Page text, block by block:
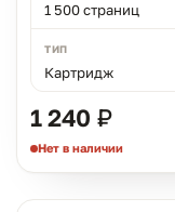
1 500 страниц
ТИП
Картридж
1 240 ₽
Нет в наличии